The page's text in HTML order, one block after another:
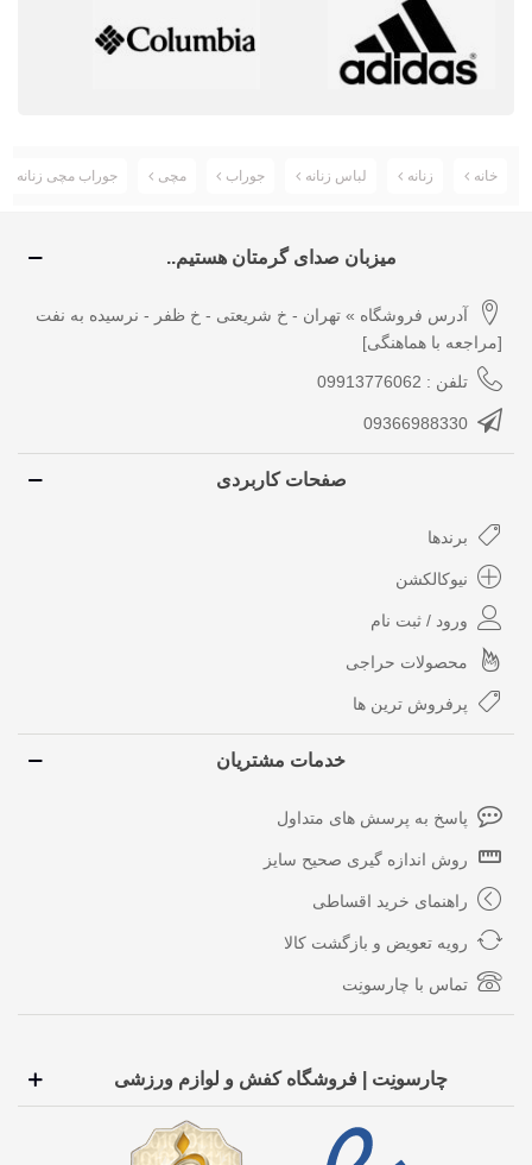
خانه زنانه لباس زنانه جوراب مچی جوراب مچی زنانه Abnous رنگ سبز
میزبان صدای گرمتان هستیم..
آدرس فروشگاه » تهران - خ شریعتی - خ ظفر - نرسیده به نفت
[مراجعه با هماهنگی]
تلفن : 09913776062
09366988330
صفحات کاربردی
برندها
نیوکالکشن
ورود / ثبت نام
محصولات حراجی
پرفروش ترین ها
خدمات مشتریان
پاسخ به پرسش های متداول
روش اندازه گیری صحیح سایز
راهنمای خرید اقساطی
رویه تعویض و بازگشت کالا
تماس با چارسونِت
چارسونِت | فروشگاه کفش و لوازم ورزشی